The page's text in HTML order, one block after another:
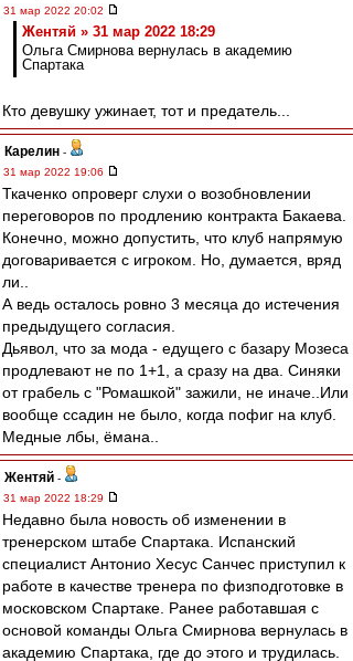
31 мар 2022 20:02
Жентяй » 31 мар 2022 18:29
Ольга Смирнова вернулась в академию
Спартака
Кто девушку ужинает, тот и предатель...
Карелин -
31 мар 2022 19:06
Ткаченко опроверг слухи о возобновлении
переговоров по продлению контракта Бакаева.
Конечно, можно допустить, что клуб напрямую
договаривается с игроком. Но, думается, вряд
ли..
А ведь осталось ровно 3 месяца до истечения
предыдущего согласия.
Дьявол, что за мода - едущего с базару Мозеса
продлевают не по 1+1, а сразу на два. Синяки
от грабель с "Ромашкой" зажили, не иначе..Или
вообще ссадин не было, когда пофиг на клуб.
Медные лбы, ёмана..
Жентяй -
31 мар 2022 18:29
Недавно была новость об изменении в
тренерском штабе Спартака. Испанский
специалист Антонио Хесус Санчес приступил к
работе в качестве тренера по физподготовке в
московском Спартаке. Ранее работавшая с
основой команды Ольга Смирнова вернулась в
академию Спартака, где до этого и трудилась.